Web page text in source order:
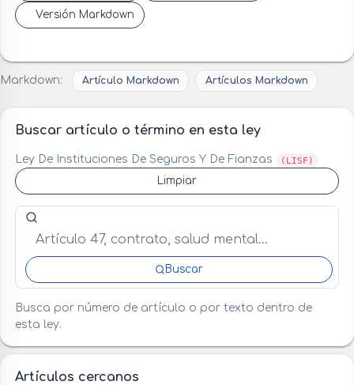
Versión Markdown
Markdown: Artículo Markdown Artículos Markdown
Buscar artículo o término en esta ley
Ley De Instituciones De Seguros Y De Fianzas (LISF)
Limpiar
Buscar artículo o término en esta ley
Buscar
Busca por número de artículo o por texto dentro de
esta ley.
Artículos cercanos